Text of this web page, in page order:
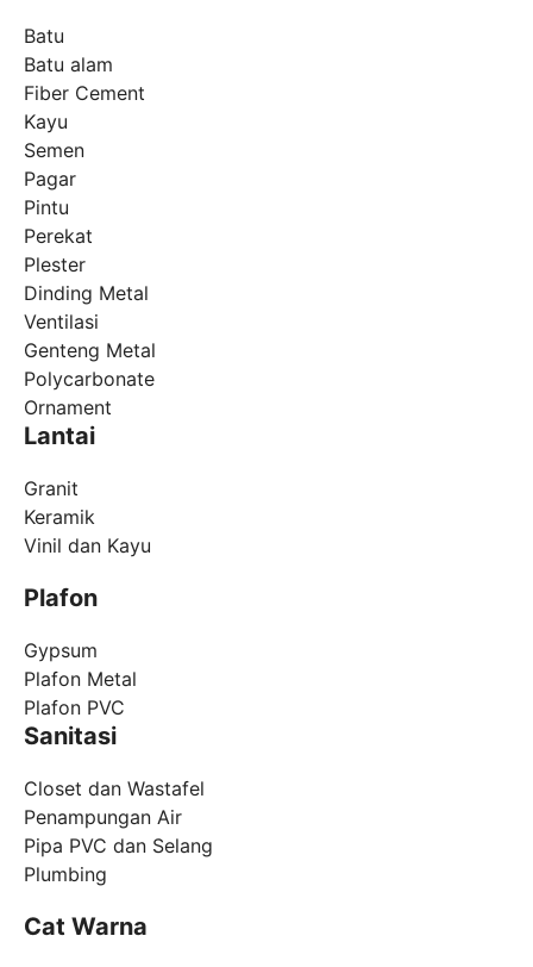
Batu
Batu alam
Fiber Cement
Kayu
Semen
Pagar
Pintu
Perekat
Plester
Dinding Metal
Ventilasi
Genteng Metal
Polycarbonate
Ornament
Lantai
Granit
Keramik
Vinil dan Kayu
Plafon
Gypsum
Plafon Metal
Plafon PVC
Sanitasi
Closet dan Wastafel
Penampungan Air
Pipa PVC dan Selang
Plumbing
Cat Warna